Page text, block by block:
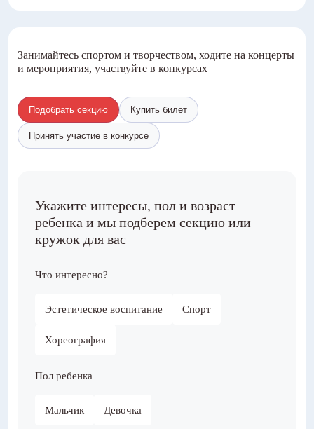
Занимайтесь спортом и творчеством, ходите на концерты
и мероприятия, участвуйте в конкурсах
Подобрать секцию Купить билет
Принять участие в конкурсе
Укажите интересы, пол и возраст
ребенка и мы подберем секцию или
кружок для вас
Что интересно?
Эстетическое воспитание Спорт
Хореография
Пол ребенка
Мальчик Девочка